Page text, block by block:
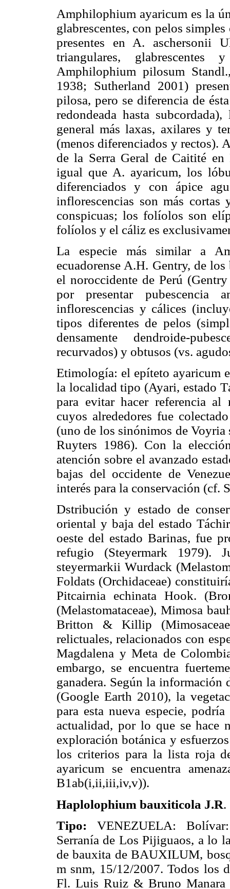
Amphilophium ayaricum es la
glabrescentes, con pelos
presentes en A. aschersonii
triangulares,
Amphilophium pilosum
1938; Sutherland 2001)
pilosa, pero se diferencia de
redondeada hasta
general más laxas, axilares y
(menos diferenciados y rectos).
de la Serra Geral de Caitité
igual que A. ayaricum, los
diferenciados y con ápice
inflorescencias son más cortas
conspicuas; los folíolos son
folíolos y el cáliz es
La especie más similar a
ecuadorense A.H. Gentry, de
el noroccidente de Perú
por presentar pubescencia
inflorescencias y cálices
tipos diferentes de pelos
densamente dendroide-
recurvados) y obtusos (vs.
Etimología: el epíteto ayaricum
la localidad tipo (Ayari, estado
para evitar hacer referencia
cuyos alrededores fue
(uno de los sinónimos de Voyria
Ruyters 1986). Con la
atención sobre el avanzado
bajas del occidente de
interés para la conservación (cf.
Dstribución y estado de
oriental y baja del estado
oeste del estado Barinas, fue
refugio (Steyermark 1979).
steyermarkii Wurdack
Foldats (Orchidaceae)
Pitcairnia echinata Hook.
(Melastomataceae), Mimosa
Britton & Killip
relictuales, relacionados con
Magdalena y Meta de
embargo, se encuentra
ganadera. Según la
(Google Earth 2010), la
para esta nueva especie,
actualidad, por lo que se hace
exploración botánica y
los criterios para la lista roja
ayaricum se encuentra
B1ab(i,ii,iii,iv,v)).
Haplolophium bauxiticola J.R.
Tipo: VENEZUELA:
Serranía de Los Pijiguaos, a lo
de bauxita de BAUXILUM,
m snm, 15/12/2007. Todos los
Fl. Luis Ruiz & Bruno